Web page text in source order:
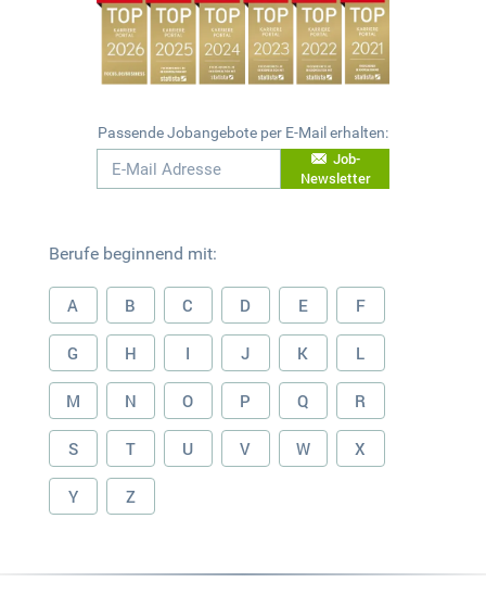
Passende Jobangebote per E-Mail erhalten:
Job-
Newsletter
Berufe beginnend mit:
A B C D E F
G H I J K L
M N O P Q R
S T U V W X
Y Z